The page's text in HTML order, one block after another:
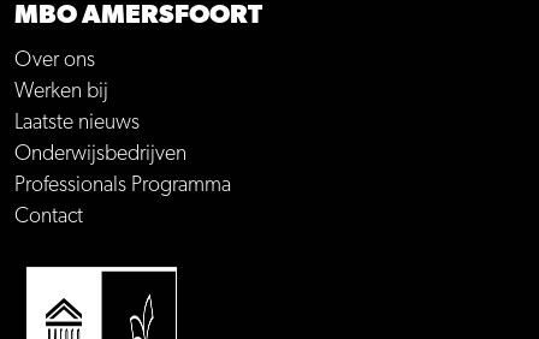
MBO AMERSFOORT
Over ons
Werken bij
Laatste nieuws
Onderwijsbedrijven
Professionals Programma
Contact